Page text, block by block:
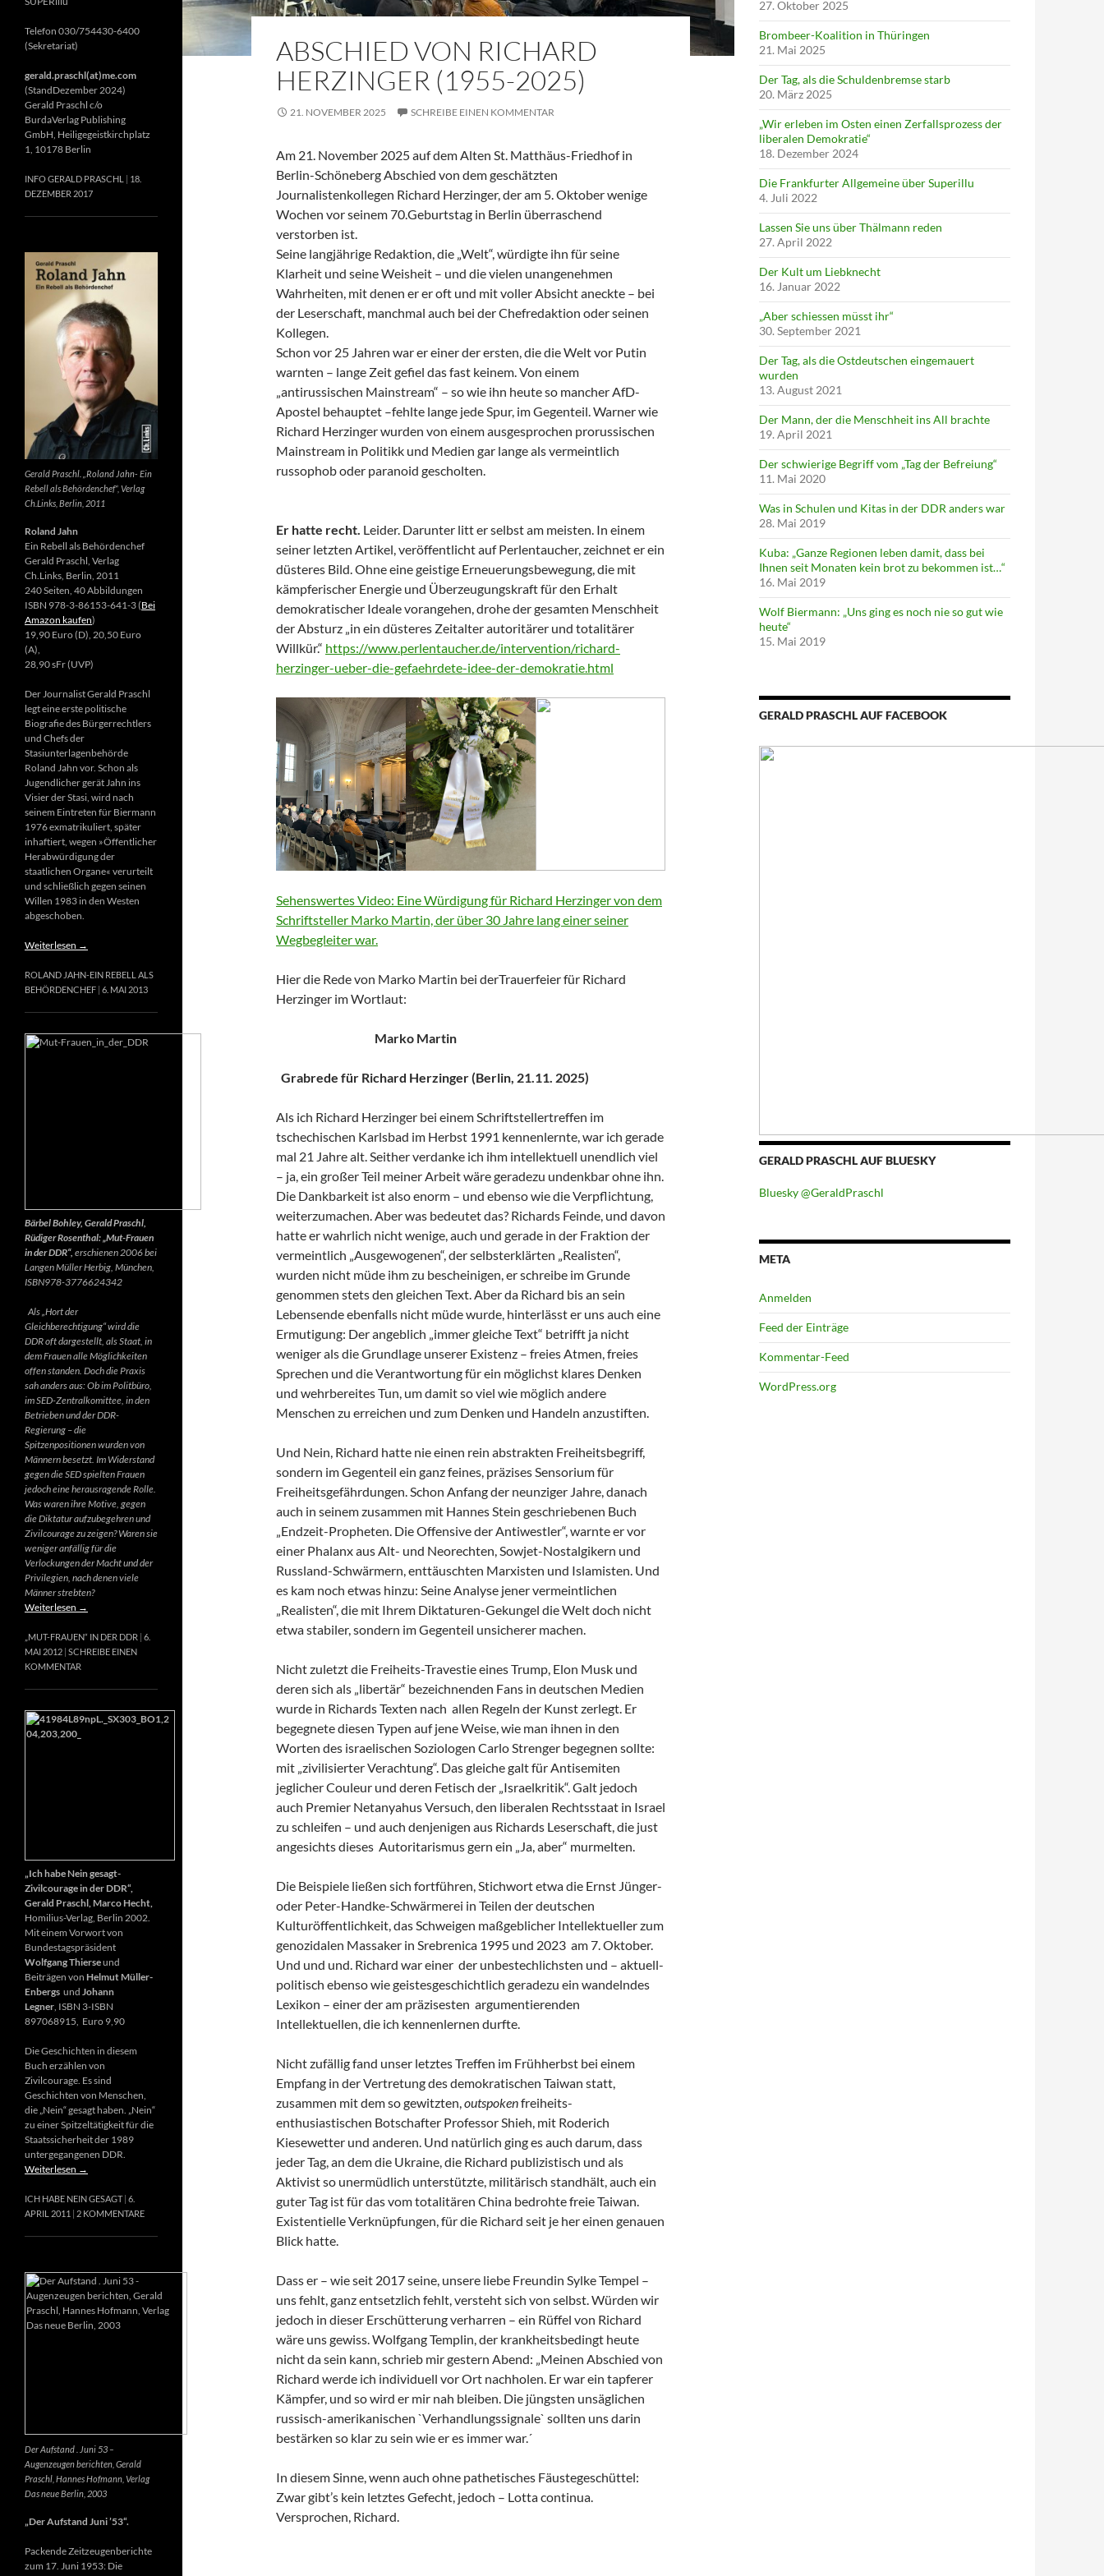
ABSCHIED VON RICHARD
HERZINGER (1955-2025)
21. NOVEMBER 2025 SCHREIBE EINEN KOMMENTAR
Am 21. November 2025 auf dem Alten St. Matthäus-Friedhof in
Berlin-Schöneberg Abschied von dem geschätzten
Journalistenkollegen Richard Herzinger, der am 5. Oktober wenige
Wochen vor seinem 70.Geburtstag in Berlin überraschend
verstorben ist.
Seine langjährige Redaktion, die „Welt“, würdigte ihn für seine
Klarheit und seine Weisheit – und die vielen unangenehmen
Wahrheiten, mit denen er er oft und mit voller Absicht aneckte – bei
der Leserschaft, manchmal auch bei der Chefredaktion oder seinen
Kollegen.
Schon vor 25 Jahren war er einer der ersten, die die Welt vor Putin
warnten – lange Zeit gefiel das fast keinem. Von einem
„antirussischen Mainstream“ – so wie ihn heute so mancher AfD-
Apostel behauptet –fehlte lange jede Spur, im Gegenteil. Warner wie
Richard Herzinger wurden von einem ausgesprochen prorussischen
Mainstream in Politikk und Medien gar lange als vermeintlich
russophob oder paranoid gescholten.
Er hatte recht. Leider. Darunter litt er selbst am meisten. In einem
seiner letzten Artikel, veröffentlicht auf Perlentaucher, zeichnet er ein
düsteres Bild. Ohne eine geistige Erneuerungsbewegung, die mit
kämpferischer Energie und Überzeugungskraft für den Erhalt
demokratischer Ideale vorangehen, drohe der gesamten Menschheit
der Absturz „in ein düsteres Zeitalter autoritärer und totalitärer
Willkür.“ https://www.perlentaucher.de/intervention/richard-
herzinger-ueber-die-gefaehrdete-idee-der-demokratie.html
Sehenswertes Video: Eine Würdigung für Richard Herzinger von dem
Schriftsteller Marko Martin, der über 30 Jahre lang einer seiner
Wegbegleiter war.
Hier die Rede von Marko Martin bei derTrauerfeier für Richard
Herzinger im Wortlaut:
Marko Martin
Grabrede für Richard Herzinger (Berlin, 21.11. 2025)
Als ich Richard Herzinger bei einem Schriftstellertreffen im
tschechischen Karlsbad im Herbst 1991 kennenlernte, war ich gerade
mal 21 Jahre alt. Seither verdanke ich ihm intellektuell unendlich viel
– ja, ein großer Teil meiner Arbeit wäre geradezu undenkbar ohne ihn.
Die Dankbarkeit ist also enorm – und ebenso wie die Verpflichtung,
weiterzumachen. Aber was bedeutet das? Richards Feinde, und davon
hatte er wahrlich nicht wenige, auch und gerade in der Fraktion der
vermeintlich „Ausgewogenen“, der selbsterklärten „Realisten“,
wurden nicht müde ihm zu bescheinigen, er schreibe im Grunde
genommen stets den gleichen Text. Aber da Richard bis an sein
Lebensende ebenfalls nicht müde wurde, hinterlässt er uns auch eine
Ermutigung: Der angeblich „immer gleiche Text“ betrifft ja nicht
weniger als die Grundlage unserer Existenz – freies Atmen, freies
Sprechen und die Verantwortung für ein möglichst klares Denken
und wehrbereites Tun, um damit so viel wie möglich andere
Menschen zu erreichen und zum Denken und Handeln anzustiften.
Und Nein, Richard hatte nie einen rein abstrakten Freiheitsbegriff,
sondern im Gegenteil ein ganz feines, präzises Sensorium für
Freiheitsgefährdungen. Schon Anfang der neunziger Jahre, danach
auch in seinem zusammen mit Hannes Stein geschriebenen Buch
„Endzeit-Propheten. Die Offensive der Antiwestler“, warnte er vor
einer Phalanx aus Alt- und Neorechten, Sowjet-Nostalgikern und
Russland-Schwärmern, enttäuschten Marxisten und Islamisten. Und
es kam noch etwas hinzu: Seine Analyse jener vermeintlichen
„Realisten“, die mit Ihrem Diktaturen-Gekungel die Welt doch nicht
etwa stabiler, sondern im Gegenteil unsicherer machen.
Nicht zuletzt die Freiheits-Travestie eines Trump, Elon Musk und
deren sich als „libertär“ bezeichnenden Fans in deutschen Medien
wurde in Richards Texten nach allen Regeln der Kunst zerlegt. Er
begegnete diesen Typen auf jene Weise, wie man ihnen in den
Worten des israelischen Soziologen Carlo Strenger begegnen sollte:
mit „zivilisierter Verachtung“. Das gleiche galt für Antisemiten
jeglicher Couleur und deren Fetisch der „Israelkritik“. Galt jedoch
auch Premier Netanyahus Versuch, den liberalen Rechtsstaat in Israel
zu schleifen – und auch denjenigen aus Richards Leserschaft, die just
angesichts dieses Autoritarismus gern ein „Ja, aber“ murmelten.
Die Beispiele ließen sich fortführen, Stichwort etwa die Ernst Jünger-
oder Peter-Handke-Schwärmerei in Teilen der deutschen
Kulturöffentlichkeit, das Schweigen maßgeblicher Intellektueller zum
genozidalen Massaker in Srebrenica 1995 und 2023 am 7. Oktober.
Und und und. Richard war einer der unbestechlichsten und – aktuell-
politisch ebenso wie geistesgeschichtlich geradezu ein wandelndes
Lexikon – einer der am präzisesten argumentierenden
Intellektuellen, die ich kennenlernen durfte.
Nicht zufällig fand unser letztes Treffen im Frühherbst bei einem
Empfang in der Vertretung des demokratischen Taiwan statt,
zusammen mit dem so gewitzten, outspokenfreiheits-
enthusiastischen Botschafter Professor Shieh, mit Roderich
Kiesewetter und anderen. Und natürlich ging es auch darum, dass
jeder Tag, an dem die Ukraine, die Richard publizistisch und als
Aktivist so unermüdlich unterstützte, militärisch standhält, auch ein
guter Tag ist für das vom totalitären China bedrohte freie Taiwan.
Existentielle Verknüpfungen, für die Richard seit je her einen genauen
Blick hatte.
Dass er – wie seit 2017 seine, unsere liebe Freundin Sylke Tempel –
uns fehlt, ganz entsetzlich fehlt, versteht sich von selbst. Würden wir
jedoch in dieser Erschütterung verharren – ein Rüffel von Richard
wäre uns gewiss. Wolfgang Templin, der krankheitsbedingt heute
nicht da sein kann, schrieb mir gestern Abend: „Meinen Abschied von
Richard werde ich individuell vor Ort nachholen. Er war ein tapferer
Kämpfer, und so wird er mir nah bleiben. Die jüngsten unsäglichen
russisch-amerikanischen `Verhandlungssignale` sollten uns darin
bestärken so klar zu sein wie er es immer war.´
In diesem Sinne, wenn auch ohne pathetisches Fäustegeschüttel:
Zwar gibt’s kein letztes Gefecht, jedoch – Lotta continua.
Versprochen, Richard.
27. Oktober 2025
Brombeer-Koalition in Thüringen
21. Mai 2025
Der Tag, als die Schuldenbremse starb
20. März 2025
„Wir erleben im Osten einen Zerfallsprozess der
liberalen Demokratie“
18. Dezember 2024
Die Frankfurter Allgemeine über Superillu
4. Juli 2022
Lassen Sie uns über Thälmann reden
27. April 2022
Der Kult um Liebknecht
16. Januar 2022
„Aber schiessen müsst ihr“
30. September 2021
Der Tag, als die Ostdeutschen eingemauert
wurden
13. August 2021
Der Mann, der die Menschheit ins All brachte
19. April 2021
Der schwierige Begriff vom „Tag der Befreiung“
11. Mai 2020
Was in Schulen und Kitas in der DDR anders war
28. Mai 2019
Kuba: „Ganze Regionen leben damit, dass bei
Ihnen seit Monaten kein brot zu bekommen ist…“
16. Mai 2019
Wolf Biermann: „Uns ging es noch nie so gut wie
heute“
15. Mai 2019
GERALD PRASCHL AUF FACEBOOK
GERALD PRASCHL AUF BLUESKY
Bluesky @GeraldPraschl
META
Anmelden
Feed der Einträge
Kommentar-Feed
WordPress.org
Telefon 030/754430-6400
(Sekretariat)
gerald.praschl(at)me.com
(StandDezember 2024)
Gerald Praschl c/o
BurdaVerlag Publishing
GmbH, Heiligegeistkirchplatz
1, 10178 Berlin
INFO GERALD PRASCHL
18.
DEZEMBER 2017
Gerald Praschl. „Roland Jahn- Ein
Rebell als Behördenchef“, Verlag
Ch.Links, Berlin, 2011
Roland Jahn
Ein Rebell als Behördenchef
Gerald Praschl, Verlag
Ch.Links, Berlin, 2011
240 Seiten, 40 Abbildungen
ISBN 978-3-86153-641-3 (Bei
Amazon kaufen)
19,90 Euro (D), 20,50 Euro
(A),
28,90 sFr (UVP)
Der Journalist Gerald Praschl
legt eine erste politische
Biografie des Bürgerrechtlers
und Chefs der
Stasiunterlagenbehörde
Roland Jahn vor. Schon als
Jugendlicher gerät Jahn ins
Visier der Stasi, wird nach
seinem Eintreten für Biermann
1976 exmatrikuliert, später
inhaftiert, wegen »Öffentlicher
Herabwürdigung der
staatlichen Organe« verurteilt
und schließlich gegen seinen
Willen 1983 in den Westen
abgeschoben.
Weiterlesen →
ROLAND JAHN-EIN REBELL ALS
BEHÖRDENCHEF 6. MAI 2013
Bärbel Bohley, Gerald Praschl,
Rüdiger Rosenthal: „Mut-Frauen
in der DDR“, erschienen 2006 bei
Langen Müller Herbig, München,
ISBN978-3776624342
Als „Hort der
Gleichberechtigung“ wird die
DDR oft dargestellt, als Staat, in
dem Frauen alle Möglichkeiten
offen standen. Doch die Praxis
sah anders aus: Ob im Politbüro,
im SED-Zentralkomittee, in den
Betrieben und der DDR-
Regierung – die
Spitzenpositionen wurden von
Männern besetzt. Im Widerstand
gegen die SED spielten Frauen
jedoch eine herausragende Rolle.
Was waren ihre Motive, gegen
die Diktatur aufzubegehren und
Zivilcourage zu zeigen? Waren sie
weniger anfällig für die
Verlockungen der Macht und der
Privilegien, nach denen viele
Männer strebten?
Weiterlesen →
„MUT-FRAUEN“ IN DER DDR 6.
MAI 2012 SCHREIBE EINEN
KOMMENTAR
„Ich habe Nein gesagt-
Zivilcourage in der DDR“,
Gerald Praschl, Marco Hecht,
Homilius-Verlag, Berlin 2002.
Mit einem Vorwort von
Bundestagspräsident
Wolfgang Thierseund
Beiträgen von Helmut Müller-
Enbergs und Johann
Legner , ISBN 3-ISBN
897068915, Euro 9,90
Die Geschichten in diesem
Buch erzählen von
Zivilcourage. Es sind
Geschichten von Menschen,
die „Nein“ gesagt haben. „Nein“
zu einer Spitzeltätigkeit für die
Staatssicherheit der 1989
untergegangenen DDR.
Weiterlesen →
ICH HABE NEIN GESAGT 6.
APRIL 2011
2 KOMMENTARE
Der Aufstand . Juni 53 –
Augenzeugen berichten, Gerald
Praschl, Hannes Hofmann, Verlag
Das neue Berlin, 2003
„Der Aufstand Juni ’53“.
Packende Zeitzeugenberichte
zum 17. Juni 1953: Die